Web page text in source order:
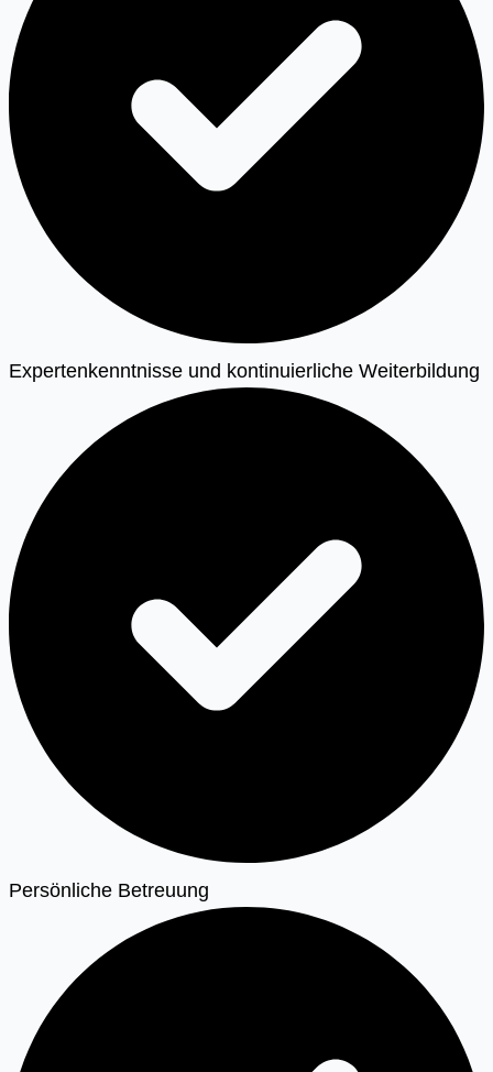
Expertenkenntnisse und kontinuierliche Weiterbildung
Persönliche Betreuung